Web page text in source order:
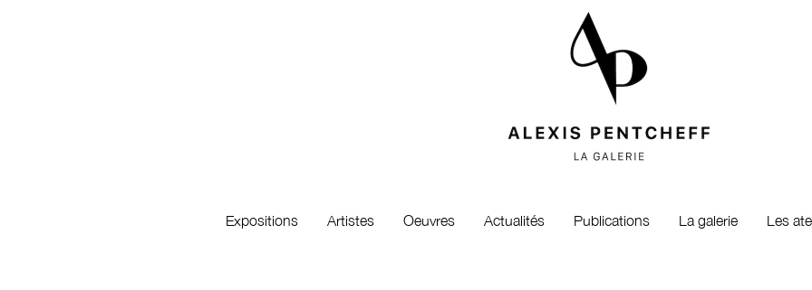
Expositions Artistes Oeuvres Actualités Publications La galerie Les